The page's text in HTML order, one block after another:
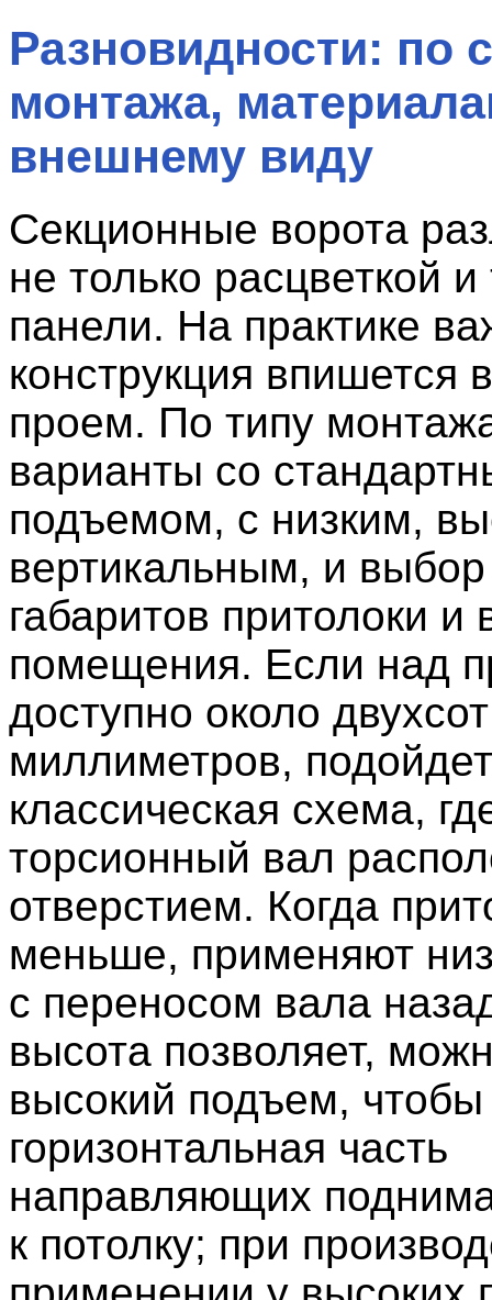
Разновидности: по
монтажа,
внешнему виду
Секционные ворота
не только расцветкой
панели. На практике
конструкция впишется
проем. По типу
варианты со
подъемом, с низким,
вертикальным, и выбор
габаритов притолоки и
помещения. Если над
доступно около двухсот
миллиметров, подойдет
классическая схема,
торсионный вал
отверстием. Когда
меньше, применяют
с переносом вала
высота позволяет,
высокий подъем, чтобы
горизонтальная часть
направляющих
к потолку; при